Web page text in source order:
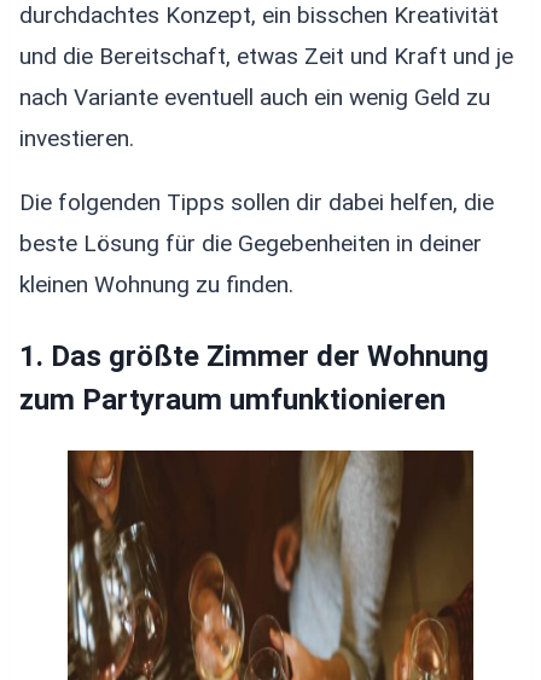
durchdachtes Konzept, ein bisschen Kreativität
und die Bereitschaft, etwas Zeit und Kraft und je
nach Variante eventuell auch ein wenig Geld zu
investieren.
Die folgenden Tipps sollen dir dabei helfen, die
beste Lösung für die Gegebenheiten in deiner
kleinen Wohnung zu finden.
1. Das größte Zimmer der Wohnung
zum Partyraum umfunktionieren